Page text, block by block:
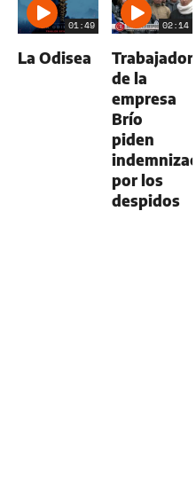
01:49
La Odisea
02:14
de la
empresa
Brío
piden
por los
despidos